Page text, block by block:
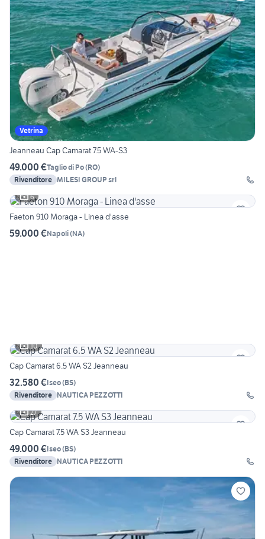
Vetrina
Jeanneau Cap Camarat 7.5 WA-S3
49.000 €Taglio di Po(RO)
Rivenditore MILESI GROUP srl
6
Faeton 910 Moraga - Linea d'asse
59.000 €Napoli(NA)
10
Cap Camarat 6.5 WA S2 Jeanneau
32.580 €Iseo(BS)
Rivenditore NAUTICA PEZZOTTI
27
Cap Camarat 7.5 WA S3 Jeanneau
49.000 €Iseo(BS)
Rivenditore NAUTICA PEZZOTTI